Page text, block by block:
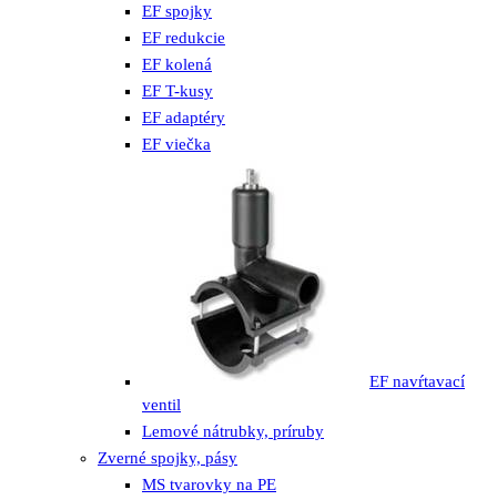
EF spojky
EF redukcie
EF kolená
EF T-kusy
EF adaptéry
EF viečka
EF navŕtavací
ventil
Lemové nátrubky, príruby
Zverné spojky, pásy
MS tvarovky na PE